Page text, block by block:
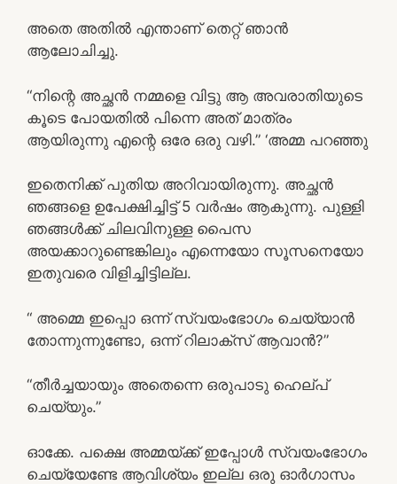
അതെ അതിൽ എന്താണ് തെറ്റ് ഞാൻ
ആലോചിച്ചു.
“നിന്റെ അച്ഛൻ നമ്മളെ വിട്ടു ആ അവരാതിയുടെ
കൂടെ പോയതിൽ പിന്നെ അത് മാത്രം
ആയിരുന്നു എന്റെ ഒരേ ഒരു വഴി.” ‘അമ്മ പറഞ്ഞു
ഇതെനിക്ക് പുതിയ അറിവായിരുന്നു. അച്ഛൻ
ഞങ്ങളെ ഉപേക്ഷിച്ചിട്ട് 5 വർഷം ആകുന്നു. പുള്ളി
ഞങ്ങൾക്ക് ചിലവിനുള്ള പൈസ
അയക്കാറുണ്ടെങ്കിലും എന്നെയോ സൂസനെയോ
ഇതുവരെ വിളിച്ചിട്ടില്ല.
“ അമ്മെ ഇപ്പൊ ഒന്ന് സ്വയംഭോഗം ചെയ്യാൻ
തോന്നുന്നുണ്ടോ, ഒന്ന് റിലാക്സ് ആവാൻ?”
“തീർച്ചയായും അതെന്നെ ഒരുപാടു ഹെല്പ്
ചെയ്യും.”
ഓക്കേ. പക്ഷെ അമ്മയ്ക്ക് ഇപ്പോൾ സ്വയംഭോഗം
ചെയ്യേണ്ടേ ആവിശ്യം ഇല്ല ഒരു ഓർഗാസം